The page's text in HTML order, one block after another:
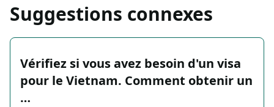
Suggestions connexes
Vérifiez si vous avez besoin d'un visa
pour le Vietnam. Comment obtenir un
…